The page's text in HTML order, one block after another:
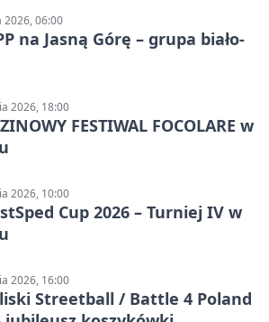
2026, 06:00
na Jasną Górę – grupa biało-
2026, 18:00
FESTIWAL FOCOLARE w
2026, 10:00
Cup 2026 – Turniej IV w
2026, 16:00
Streetball / Battle 4 Poland